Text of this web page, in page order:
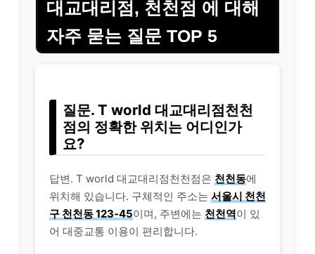
대교대리점, 천천점 에 대해
자주 묻는 질문 TOP 5
질문. T world 대교대리점천천
점의 정확한 위치는 어디인가
요?
답변. T world 대교대리점천천점은 천천동에
위치해 있습니다. 구체적인 주소는 서울시 천천
구 천천동 123-45이며, 주변에는 천천역이 있
어 대중교통 이용이 편리합니다.